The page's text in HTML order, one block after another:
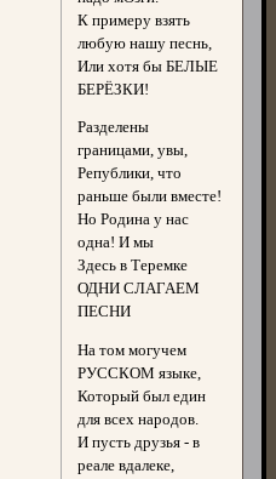
К примеру взять
любую нашу песнь,
Или хотя бы БЕЛЫЕ
БЕРЁЗКИ!
Разделены
границами, увы,
Републики, что
раньше были вместе!
Но Родина у нас
одна! И мы
Здесь в Теремке
ОДНИ СЛАГАЕМ
ПЕСНИ
На том могучем
РУССКОМ языке,
Который был един
для всех народов.
И пусть друзья - в
реале вдалеке,